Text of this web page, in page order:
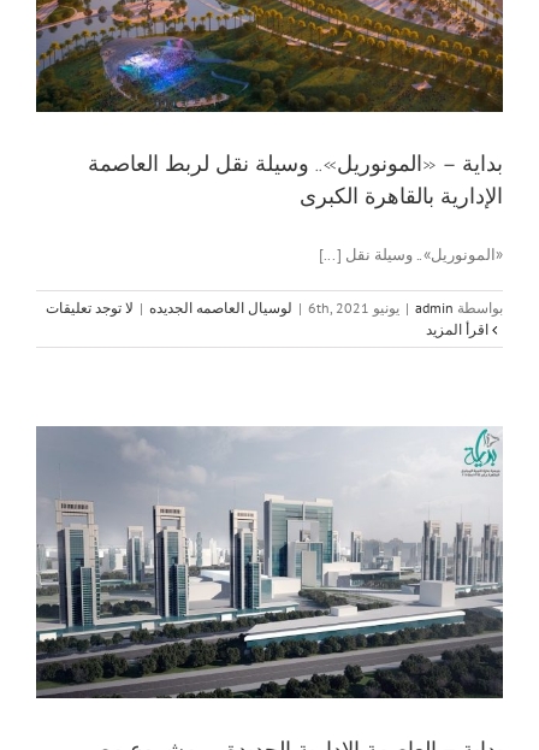
بداية – «المونوريل».. وسيلة نقل لربط العاصمة
الإدارية بالقاهرة الكبرى
«المونوريل».. وسيلة نقل [...]
بواسطة admin
| يونيو 6th, 2021 | لوسيال العاصمه الجديده | لا توجد تعليقات